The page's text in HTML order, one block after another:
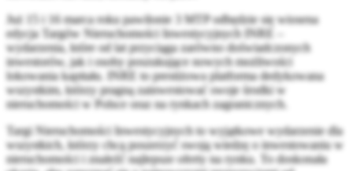
Już 15 i 16 marca roku pawilonie 3 MTP odbędzie się wiosena
edycja Targów Nieruchomości Inwestycyjnych INRE –
wydarzenia, które od lat przyciąga zarówno doświadczonych
inwestorów, jak i osoby poszukujące nowych możliwości
lokowania kapitału. INRE to prestiżowa platforma dedykowana
wszystkim, którzy pragną zainwestować swoje środki w
nieruchomości w Polsce oraz na rynkach zagranicznych.
Targi Nieruchomości Inwestycyjnych to wyjątkowe wydarzenie dla
wszystkich, którzy chcą poszerzyć swoją wiedzę o inwestowaniu w
nieruchomości i znaleźć najlepsze oferty na rynku. To doskonała